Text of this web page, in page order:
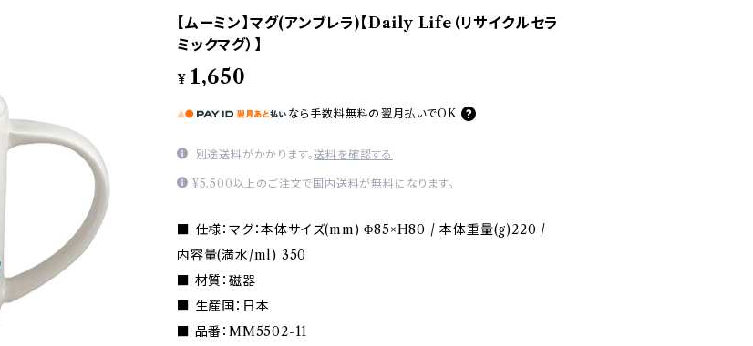
【ムーミン】マグ(アンブレラ)【Daily Life（リサイクルセラ
ミックマグ）】
¥ 1,650
なら 手数料無料の 翌月払いでOK
別途送料がかかります。送料を確認する
¥5,500以上のご注文で国内送料が無料になります。
■ 仕様：マグ：本体サイズ(mm) Φ85×H80 / 本体重量(g)220 /
内容量(満水/ml) 350
■ 材質：磁器
■ 生産国：日本
■ 品番：MM5502-11